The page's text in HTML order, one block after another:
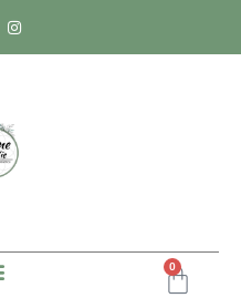
0